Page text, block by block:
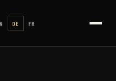
DE FR